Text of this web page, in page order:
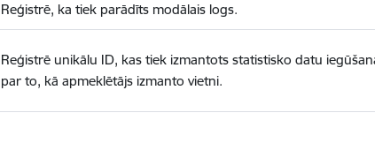
Reģistrē, ka tiek parādīts modālais logs.
Reģistrē unikālu ID, kas tiek izmantots statistisko datu
par to, kā apmeklētājs izmanto vietni.